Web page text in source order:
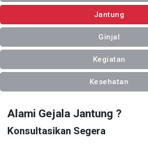
Jantung
Ginjal
Kegiatan
Kesehatan
Alami Gejala Jantung ?
Konsultasikan Segera